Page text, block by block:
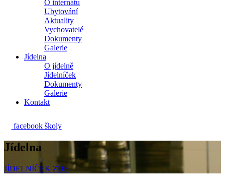
O internátu
Ubytování
Aktuality
Vychovatelé
Dokumenty
Galerie
Jídelna
O jídelně
Jídelníček
Dokumenty
Galerie
Kontakt
facebook školy
Jídelna
JÍDELNÍČEK ZDE